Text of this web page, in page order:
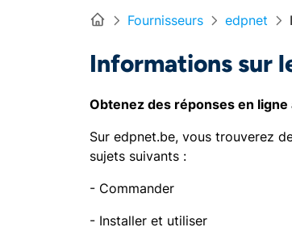
Home Fournisseurs edpnet
Informations sur
Obtenez des réponses en
Sur edpnet.be, vous trouverez
sujets suivants :
- Commander
- Installer et utiliser